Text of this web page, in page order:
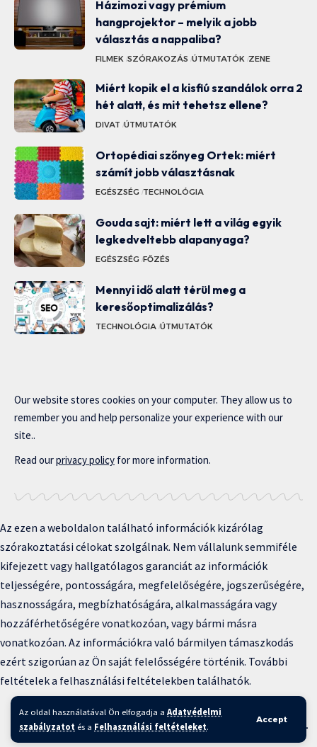
Az oldal használatával Ön elfogadja a Adatvédelmi
szabályzatot és a Felhasználási feltételeket.
Accept
Házimozi vagy prémium
hangprojektor – melyik a jobb
választás a nappaliba?
FILMEK SZÓRAKOZÁS ÚTMUTATÓK ZENE
Miért kopik el a kisfiú szandálok orra 2
hét alatt, és mit tehetsz ellene?
DIVAT ÚTMUTATÓK
Ortopédiai szőnyeg Ortek: miért
számít jobb választásnak
EGÉSZSÉG TECHNOLÓGIA
Gouda sajt: miért lett a világ egyik
legkedveltebb alapanyaga?
EGÉSZSÉG FŐZÉS
Mennyi idő alatt térül meg a
keresőoptimalizálás?
TECHNOLÓGIA ÚTMUTATÓK
Our website stores cookies on your computer. They allow us to
remember you and help personalize your experience with our
site..
Read ourprivacy policy for more information.
Az ezen a weboldalon található információk kizárólag
szórakoztatási célokat szolgálnak. Nem vállalunk semmiféle
kifejezett vagy hallgatólagos garanciát az információk
teljességére, pontosságára, megfelelőségére, jogszerűségére,
hasznosságára, megbízhatóságára, alkalmasságára vagy
hozzáférhetőségére vonatkozóan, vagy bármi másra
vonatkozóan. Az információkra való bármilyen támaszkodás
ezért szigorúan az Ön saját felelősségére történik. További
feltételek a felhasználási feltételekben találhatók.
Copyright © 2025 BFKH.hu
Felhasználási feltételek –Adatvédelmi irányelvek – Kapcsolat –